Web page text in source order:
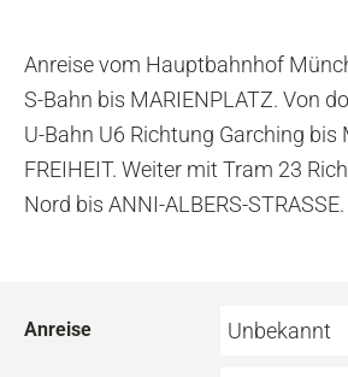
Anreise vom Hauptbahnhof
S-Bahn bis MARIENPLATZ. Von
U-Bahn U6 Richtung Garching bis
FREIHEIT. Weiter mit Tram 23
Nord bis ANNI-ALBERS-STRASSE.
Anreise Unbekannt